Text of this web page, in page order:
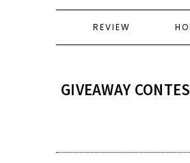
REVIEW
GIVEAWAY